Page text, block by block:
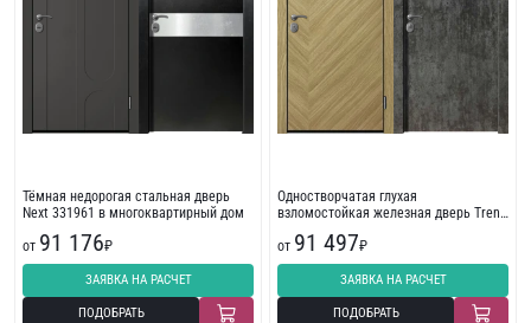
Тёмная недорогая стальная дверь
Next 331961 в многоквартирный дом
от 91 176₽
ЗАЯВКА НА РАСЧЕТ
ПОДОБРАТЬ
Одностворчатая глухая
взломостойкая железная дверь Trend
от 91 497₽
ЗАЯВКА НА РАСЧЕТ
ПОДОБРАТЬ